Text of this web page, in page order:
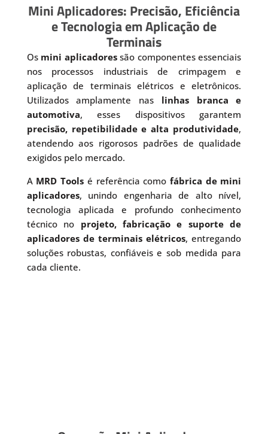
Mini Aplicadores: Precisão, Eficiência
e Tecnologia em Aplicação de
Terminais
Os mini aplicadoressão componentes essenciais
nos processos industriais de crimpagem e
aplicação de terminais elétricos e eletrônicos.
Utilizados amplamente nas linhas branca e
automotiva, esses dispositivos garantem
precisão, repetibilidade e alta produtividade,
atendendo aos rigorosos padrões de qualidade
exigidos pelo mercado.
A MRD Tools é referência como fábrica de mini
aplicadores, unindo engenharia de alto nível,
tecnologia aplicada e profundo conhecimento
técnico no projeto, fabricação e suporte de
aplicadores de terminais elétricos, entregando
soluções robustas, confiáveis e sob medida para
cada cliente.